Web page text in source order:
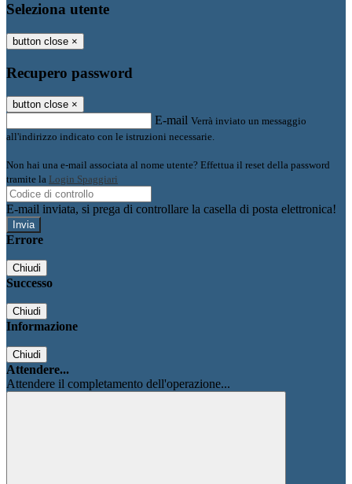
Seleziona utente
button close ×
Recupero password
button close ×
E-mail Verrà inviato un messaggio
all'indirizzo indicato con le istruzioni necessarie.
Non hai una e-mail associata al nome utente? Effettua il reset della password
tramite la Login Spaggiari
E-mail inviata, si prega di controllare la casella di posta elettronica!
Errore
Chiudi
Successo
Chiudi
Informazione
Chiudi
Attendere...
Attendere il completamento dell'operazione...